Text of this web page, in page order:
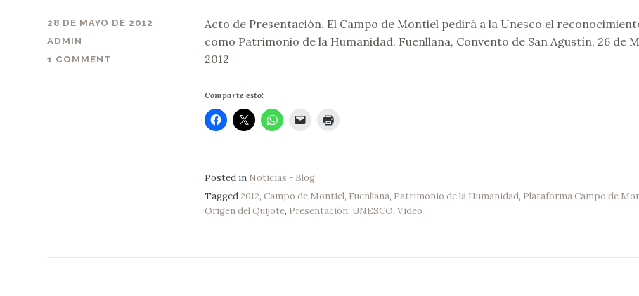
28 DE MAYO DE 2012
ADMIN
1 COMMENT
Acto de Presentación. El Campo de Montiel pedirá a la Unesco el
como Patrimonio de la Humanidad. Fuenllana, Convento de San Agustín, 26 de
2012
Comparte esto:
Posted in Noticias - Blog
Tagged2012, Campo de Montiel, Fuenllana, Patrimonio de la Humanidad, Plataforma Campo de
Origen del Quijote, Presentación, UNESCO, Video